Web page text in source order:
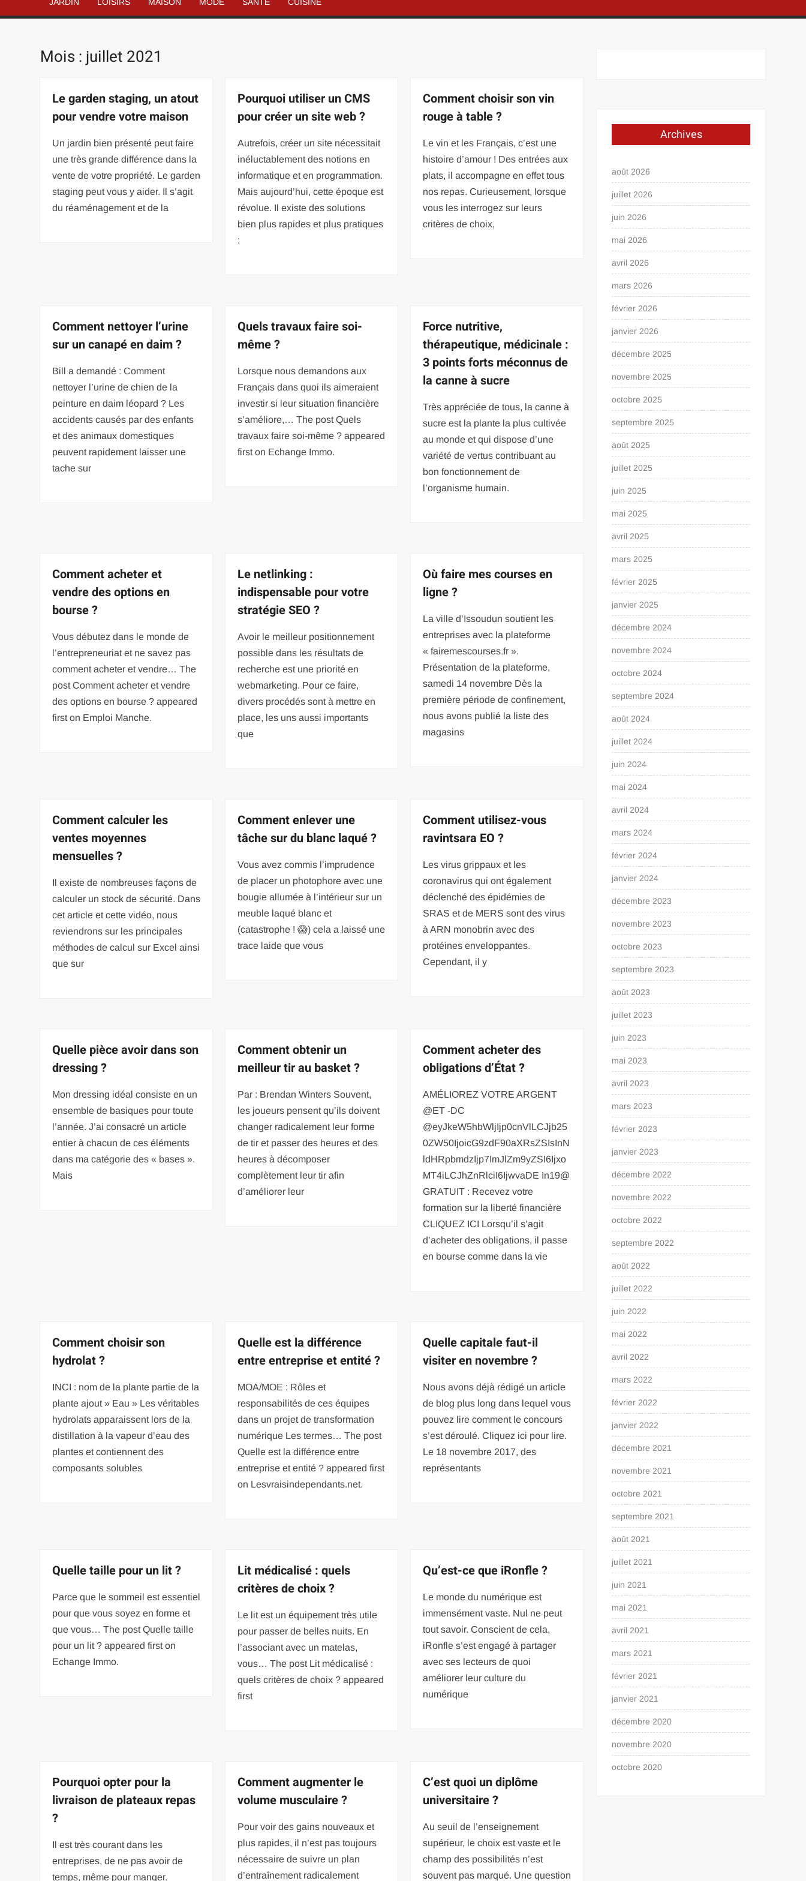
Mois : juillet 2021
Le garden staging, un atout
pour vendre votre maison
Un jardin bien présenté peut faire
une très grande différence dans la
vente de votre propriété. Le garden
staging peut vous y aider. Il s’agit
du réaménagement et de la
Pourquoi utiliser un CMS
pour créer un site web ?
Autrefois, créer un site nécessitait
inéluctablement des notions en
informatique et en programmation.
Mais aujourd’hui, cette époque est
révolue. Il existe des solutions
bien plus rapides et plus pratiques
:
Comment choisir son vin
rouge à table ?
Le vin et les Français, c’est une
histoire d’amour ! Des entrées aux
plats, il accompagne en effet tous
nos repas. Curieusement, lorsque
vous les interrogez sur leurs
critères de choix,
Comment nettoyer l’urine
sur un canapé en daim ?
Bill a demandé : Comment
nettoyer l’urine de chien de la
peinture en daim léopard ? Les
accidents causés par des enfants
et des animaux domestiques
peuvent rapidement laisser une
tache sur
Quels travaux faire soi-
même ?
Lorsque nous demandons aux
Français dans quoi ils aimeraient
investir si leur situation financière
s’améliore,… The post Quels
travaux faire soi-même ? appeared
first on Echange Immo.
Force nutritive,
thérapeutique, médicinale :
3 points forts méconnus de
la canne à sucre
Très appréciée de tous, la canne à
sucre est la plante la plus cultivée
au monde et qui dispose d’une
variété de vertus contribuant au
bon fonctionnement de
l’organisme humain.
Comment acheter et
vendre des options en
bourse ?
Vous débutez dans le monde de
l’entrepreneuriat et ne savez pas
comment acheter et vendre… The
post Comment acheter et vendre
des options en bourse ? appeared
first on Emploi Manche.
Le netlinking :
indispensable pour votre
stratégie SEO ?
Avoir le meilleur positionnement
possible dans les résultats de
recherche est une priorité en
webmarketing. Pour ce faire,
divers procédés sont à mettre en
place, les uns aussi importants
que
Où faire mes courses en
ligne ?
La ville d’Issoudun soutient les
entreprises avec la plateforme
« fairemescourses.fr ».
Présentation de la plateforme,
samedi 14 novembre Dès la
première période de confinement,
nous avons publié la liste des
magasins
Comment calculer les
ventes moyennes
mensuelles ?
Il existe de nombreuses façons de
calculer un stock de sécurité. Dans
cet article et cette vidéo, nous
reviendrons sur les principales
méthodes de calcul sur Excel ainsi
que sur
Comment enlever une
tâche sur du blanc laqué ?
Vous avez commis l’imprudence
de placer un photophore avec une
bougie allumée à l’intérieur sur un
meuble laqué blanc et
(catastrophe ! 😱) cela a laissé une
trace laide que vous
Comment utilisez-vous
ravintsara EO ?
Les virus grippaux et les
coronavirus qui ont également
déclenché des épidémies de
SRAS et de MERS sont des virus
à ARN monobrin avec des
protéines enveloppantes.
Cependant, il y
Quelle pièce avoir dans son
dressing ?
Mon dressing idéal consiste en un
ensemble de basiques pour toute
l’année. J’ai consacré un article
entier à chacun de ces éléments
dans ma catégorie des « bases ».
Mais
Comment obtenir un
meilleur tir au basket ?
Par : Brendan Winters Souvent,
les joueurs pensent qu’ils doivent
changer radicalement leur forme
de tir et passer des heures et des
heures à décomposer
complètement leur tir afin
d’améliorer leur
Comment acheter des
obligations d’État ?
AMÉLIOREZ VOTRE ARGENT
@ET -DC
@eyJkeW5hbWljIjp0cnVlLCJjb25
0ZW50IjoicG9zdF90aXRsZSIsInN
ldHRpbmdzIjp7ImJlZm9yZSI6Ijxo
MT4iLCJhZnRlciI6IjwvaDE In19@
GRATUIT : Recevez votre
formation sur la liberté financière
CLIQUEZ ICI Lorsqu’il s’agit
d’acheter des obligations, il passe
en bourse comme dans la vie
Comment choisir son
hydrolat ?
INCI : nom de la plante partie de la
plante ajout » Eau » Les véritables
hydrolats apparaissent lors de la
distillation à la vapeur d’eau des
plantes et contiennent des
composants solubles
Quelle est la différence
entre entreprise et entité ?
MOA/MOE : Rôles et
responsabilités de ces équipes
dans un projet de transformation
numérique Les termes… The post
Quelle est la différence entre
entreprise et entité ? appeared first
on Lesvraisindependants.net.
Quelle capitale faut-il
visiter en novembre ?
Nous avons déjà rédigé un article
de blog plus long dans lequel vous
pouvez lire comment le concours
s’est déroulé. Cliquez ici pour lire.
Le 18 novembre 2017, des
représentants
Quelle taille pour un lit ?
Parce que le sommeil est essentiel
pour que vous soyez en forme et
que vous… The post Quelle taille
pour un lit ? appeared first on
Echange Immo.
Lit médicalisé : quels
critères de choix ?
Le lit est un équipement très utile
pour passer de belles nuits. En
l’associant avec un matelas,
vous… The post Lit médicalisé :
quels critères de choix ? appeared
first
Qu’est-ce que iRonfle ?
Le monde du numérique est
immensément vaste. Nul ne peut
tout savoir. Conscient de cela,
iRonfle s’est engagé à partager
avec ses lecteurs de quoi
améliorer leur culture du
numérique
Pourquoi opter pour la
livraison de plateaux repas
?
Il est très courant dans les
entreprises, de ne pas avoir de
temps, même pour manger.
Comment augmenter le
volume musculaire ?
Pour voir des gains nouveaux et
plus rapides, il n’est pas toujours
nécessaire de suivre un plan
d’entraînement radicalement
C’est quoi un diplôme
universitaire ?
Au seuil de l’enseignement
supérieur, le choix est vaste et le
champ des possibilités n’est
souvent pas marqué. Une question
Archives
août 2026
juillet 2026
juin 2026
mai 2026
avril 2026
mars 2026
février 2026
janvier 2026
décembre 2025
novembre 2025
octobre 2025
septembre 2025
août 2025
juillet 2025
juin 2025
mai 2025
avril 2025
mars 2025
février 2025
janvier 2025
décembre 2024
novembre 2024
octobre 2024
septembre 2024
août 2024
juillet 2024
juin 2024
mai 2024
avril 2024
mars 2024
février 2024
janvier 2024
décembre 2023
novembre 2023
octobre 2023
septembre 2023
août 2023
juillet 2023
juin 2023
mai 2023
avril 2023
mars 2023
février 2023
janvier 2023
décembre 2022
novembre 2022
octobre 2022
septembre 2022
août 2022
juillet 2022
juin 2022
mai 2022
avril 2022
mars 2022
février 2022
janvier 2022
décembre 2021
novembre 2021
octobre 2021
septembre 2021
août 2021
juillet 2021
juin 2021
mai 2021
avril 2021
mars 2021
février 2021
janvier 2021
décembre 2020
novembre 2020
octobre 2020